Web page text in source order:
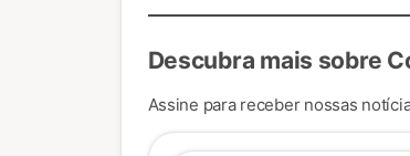
Descubra mais sobre
Assine para receber nossas